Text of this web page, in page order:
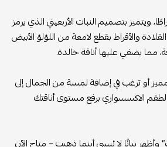
ويتميز بتصميم النبات الأربعيني الذي يرمز
والأقراط بقطع لامعة من اللؤلؤ الأبيض
مما يضفي عليها أناقة خالدة.
أو ترغب في إضافة لمسة من الجمال إلى
الاكسسواري برفع مستوى أناقتك
بيانًا لا يُنسى أينما ذهبت – متاح الآن